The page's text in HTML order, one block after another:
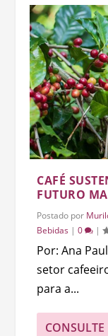
CAFÉ
FUTURO
Postado por
Bebidas |0 |
Por: Ana
setor
para a...